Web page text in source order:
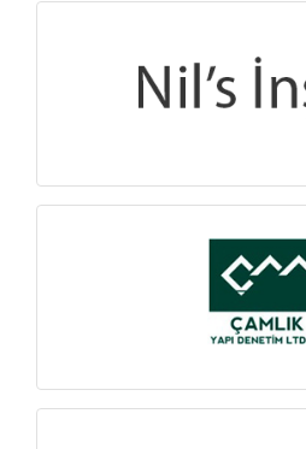
İNCELE
İNCELE